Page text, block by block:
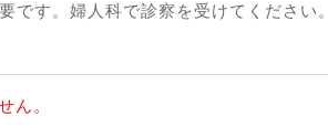
です。婦人科で診察を受けてください。
ん。